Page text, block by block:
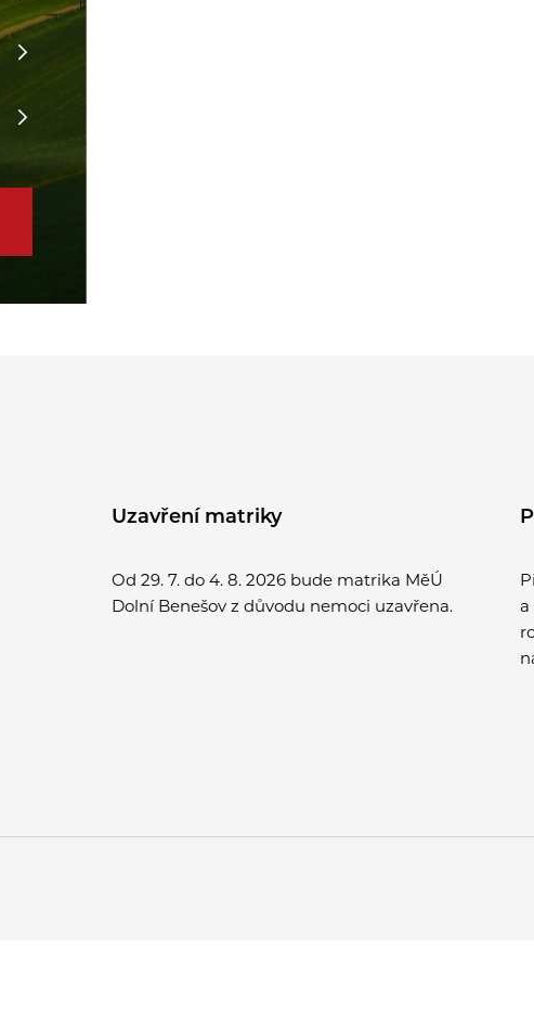
Uzavření matriky
Od 29. 7. do 4. 8. 2026 bude matrika MěÚ
Dolní Benešov z důvodu nemoci uzavřena.
a